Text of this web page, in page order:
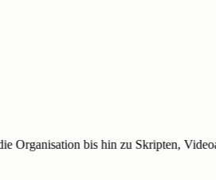
und dem regelmäßigen Posten